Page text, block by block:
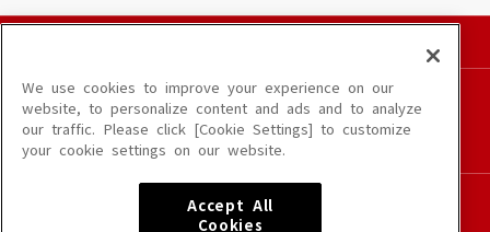
このサイトに掲載されている一切の文章・画像・写真・動画・音声等を、手段や形態を
問わず、著作権法の定める範囲を超えて無断で複製、転載、ファイル化などすることを
禁じます。
楽曲によりMYリスト保存ができない場合があります。
6602250213Y31015 6602250112Y38026 6602250240Y31015
We use cookies to improve your experience on our
website, to personalize content and ads and to analyze
our traffic. Please click [Cookie Settings] to customize
your cookie settings on our website.
Accept All
Cookies